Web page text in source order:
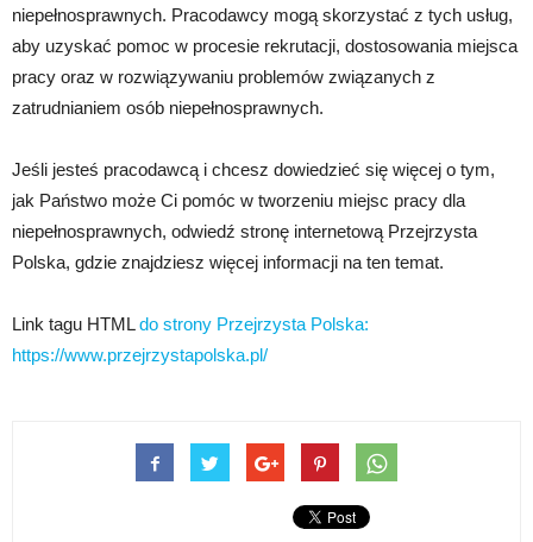
niepełnosprawnych. Pracodawcy mogą skorzystać z tych usług,
aby uzyskać pomoc w procesie rekrutacji, dostosowania miejsca
pracy oraz w rozwiązywaniu problemów związanych z
zatrudnianiem osób niepełnosprawnych.
Jeśli jesteś pracodawcą i chcesz dowiedzieć się więcej o tym,
jak Państwo może Ci pomóc w tworzeniu miejsc pracy dla
niepełnosprawnych, odwiedź stronę internetową Przejrzysta
Polska, gdzie znajdziesz więcej informacji na ten temat.
Link tagu HTMLdo strony Przejrzysta Polska:
https://www.przejrzystapolska.pl/